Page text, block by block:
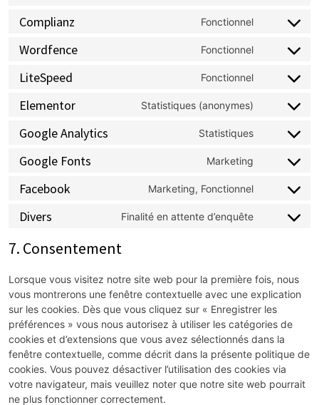
Complianz Fonctionnel
Wordfence Fonctionnel
LiteSpeed Fonctionnel
Elementor Statistiques (anonymes)
Google Analytics Statistiques
Google Fonts Marketing
Facebook Marketing, Fonctionnel
Divers Finalité en attente d’enquête
7. Consentement
Lorsque vous visitez notre site web pour la première fois, nous
vous montrerons une fenêtre contextuelle avec une explication
sur les cookies. Dès que vous cliquez sur « Enregistrer les
préférences » vous nous autorisez à utiliser les catégories de
cookies et d’extensions que vous avez sélectionnés dans la
fenêtre contextuelle, comme décrit dans la présente politique de
cookies. Vous pouvez désactiver l’utilisation des cookies via
votre navigateur, mais veuillez noter que notre site web pourrait
ne plus fonctionner correctement.